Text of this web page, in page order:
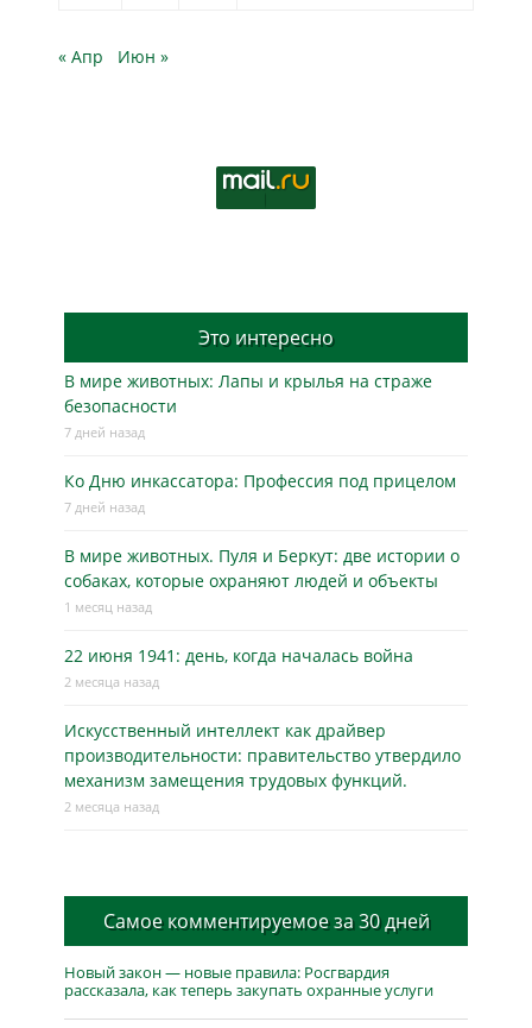
« Апр Июн »
Это интересно
В мире животных: Лапы и крылья на страже
безопасности
7 дней назад
Ко Дню инкассатора: Профессия под прицелом
7 дней назад
В мире животных. Пуля и Беркут: две истории о
собаках, которые охраняют людей и объекты
1 месяц назад
22 июня 1941: день, когда началась война
2 месяца назад
Искусственный интеллект как драйвер
производительности: правительство утвердило
механизм замещения трудовых функций.
2 месяца назад
Самое комментируемое за 30 дней
Новый закон — новые правила: Росгвардия
рассказала, как теперь закупать охранные услуги